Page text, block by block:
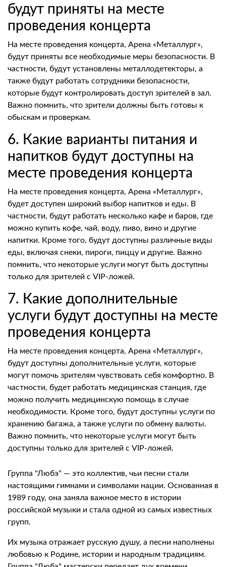
будут приняты на месте
проведения концерта
На месте проведения концерта, Арена «Металлург»,
будут приняты все необходимые меры безопасности. В
частности, будут установлены металлодетекторы, а
также будут работать сотрудники безопасности,
которые будут контролировать доступ зрителей в зал.
Важно помнить, что зрители должны быть готовы к
обыскам и проверкам.
6. Какие варианты питания и
напитков будут доступны на
месте проведения концерта
На месте проведения концерта, Арена «Металлург»,
будет доступен широкий выбор напитков и еды. В
частности, будут работать несколько кафе и баров, где
можно купить кофе, чай, воду, пиво, вино и другие
напитки. Кроме того, будут доступны различные виды
еды, включая снеки, пироги, пиццу и другие. Важно
помнить, что некоторые услуги могут быть доступны
только для зрителей с VIP-ложей.
7. Какие дополнительные
услуги будут доступны на месте
проведения концерта
На месте проведения концерта, Арена «Металлург»,
будут доступны дополнительные услуги, которые
могут помочь зрителям чувствовать себя комфортно. В
частности, будет работать медицинская станция, где
можно получить медицинскую помощь в случае
необходимости. Кроме того, будут доступны услуги по
хранению багажа, а также услуги по обмену валюты.
Важно помнить, что некоторые услуги могут быть
доступны только для зрителей с VIP-ложей.
Группа "Любэ" — это коллектив, чьи песни стали
настоящими гимнами и символами нации. Основанная в
1989 году, она заняла важное место в истории
российской музыки и стала одной из самых известных
групп.
Их музыка отражает русскую душу, а песни наполнены
любовью к Родине, истории и народным традициям.